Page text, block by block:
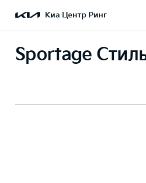
Киа Центр Ринг
Sportage